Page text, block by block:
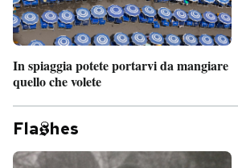
In spiaggia potete portarvi da mangiare
quello che volete
Fla hes